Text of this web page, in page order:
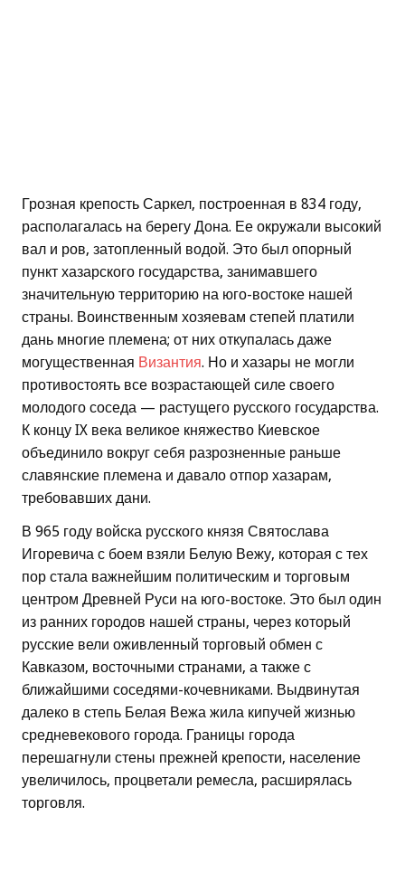
Грозная крепость Саркел, построенная в 834 году,
располагалась на берегу Дона. Ее окружали высокий
вал и ров, затопленный водой. Это был опорный
пункт хазарского государства, занимавшего
значительную территорию на юго-востоке нашей
страны. Воинственным хозяевам степей платили
дань многие племена; от них откупалась даже
могущественная Византия. Но и хазары не могли
противостоять все возрастающей силе своего
молодого соседа — растущего русского государства.
К концу IX века великое княжество Киевское
объединило вокруг себя разрозненные раньше
славянские племена и давало отпор хазарам,
требовавших дани.
В 965 году войска русского князя Святослава
Игоревича с боем взяли Белую Вежу, которая с тех
пор стала важнейшим политическим и торговым
центром Древней Руси на юго-востоке. Это был один
из ранних городов нашей страны, через который
русские вели оживленный торговый обмен с
Кавказом, восточными странами, а также с
ближайшими соседями-кочевниками. Выдвинутая
далеко в степь Белая Вежа жила кипучей жизнью
средневекового города. Границы города
перешагнули стены прежней крепости, население
увеличилось, процветали ремесла, расширялась
торговля.